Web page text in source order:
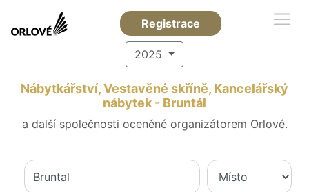
Registrace
2025
Nábytkářství, Vestavěné skříně, Kancelářský
nábytek - Bruntál
a další společnosti oceněné organizátorem Orlové.